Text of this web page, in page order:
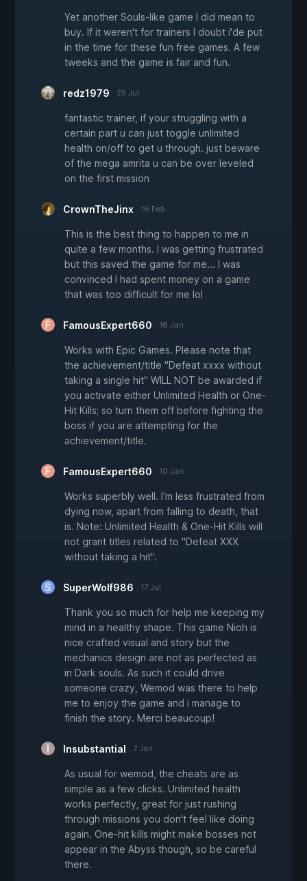
Yet another Souls-like game I did mean to
buy. If it weren't for trainers I doubt i'de put
in the time for these fun free games. A few
tweeks and the game is fair and fun.
redz1979 25 Jul
fantastic trainer, if your struggling with a
certain part u can just toggle unlimited
health on/off to get u through. just beware
of the mega amrita u can be over leveled
on the first mission
CrownTheJinx 16 Feb
This is the best thing to happen to me in
quite a few months. I was getting frustrated
but this saved the game for me... I was
convinced I had spent money on a game
that was too difficult for me lol
FamousExpert660 18 Jan
Works with Epic Games. Please note that
the achievement/title "Defeat xxxx without
taking a single hit" WILL NOT be awarded if
you activate either Unlimited Health or One-
Hit Kills; so turn them off before fighting the
boss if you are attempting for the
achievement/title.
FamousExpert660 10 Jan
Works superbly well. I'm less frustrated from
dying now, apart from falling to death, that
is. Note: Unlimited Health & One-Hit Kills will
not grant titles related to "Defeat XXX
without taking a hit".
SuperWolf986 17 Jul
Thank you so much for help me keeping my
mind in a healthy shape. This game Nioh is
nice crafted visual and story but the
mechanics design are not as perfected as
in Dark souls. As such it could drive
someone crazy, Wemod was there to help
me to enjoy the game and i manage to
finish the story. Merci beaucoup!
Insubstantial 7 Jan
As usual for wemod, the cheats are as
simple as a few clicks. Unlimited health
works perfectly, great for just rushing
through missions you don't feel like doing
again. One-hit kills might make bosses not
appear in the Abyss though, so be careful
there.